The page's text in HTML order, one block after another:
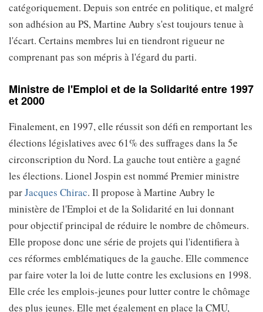
catégoriquement. Depuis son entrée en politique, et malgré
son adhésion au PS, Martine Aubry s'est toujours tenue à
l'écart. Certains membres lui en tiendront rigueur ne
comprenant pas son mépris à l'égard du parti.
Ministre de l'Emploi et de la Solidarité entre 1997
et 2000
Finalement, en 1997, elle réussit son défi en remportant les
élections législatives avec 61% des suffrages dans la 5e
circonscription du Nord. La gauche tout entière a gagné
les élections. Lionel Jospin est nommé Premier ministre
parJacques Chirac. Il propose à Martine Aubry le
ministère de l'Emploi et de la Solidarité en lui donnant
pour objectif principal de réduire le nombre de chômeurs.
Elle propose donc une série de projets qui l'identifiera à
ces réformes emblématiques de la gauche. Elle commence
par faire voter la loi de lutte contre les exclusions en 1998.
Elle crée les emplois-jeunes pour lutter contre le chômage
des plus jeunes. Elle met également en place la CMU,